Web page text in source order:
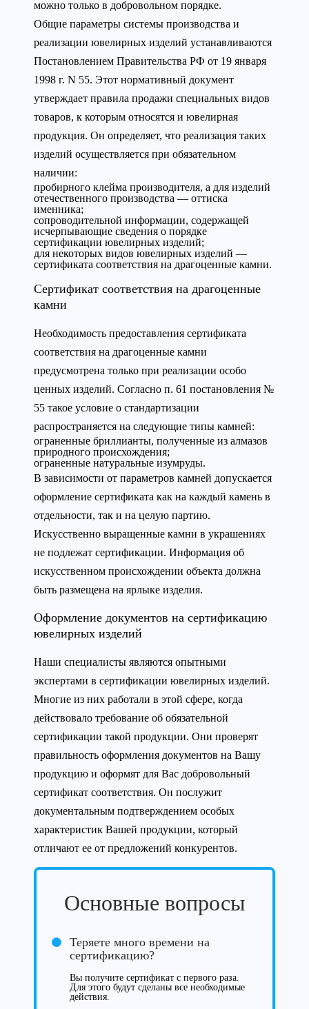
можно только в добровольном порядке.
Общие параметры системы производства и
реализации ювелирных изделий устанавливаются
Постановлением Правительства РФ от 19 января
1998 г. N 55. Этот нормативный документ
утверждает правила продажи специальных видов
товаров, к которым относятся и ювелирная
продукция. Он определяет, что реализация таких
изделий осуществляется при обязательном
наличии:
пробирного клейма производителя, а для изделий
отечественного производства — оттиска
именника;
сопроводительной информации, содержащей
исчерпывающие сведения о порядке
сертификации ювелирных изделий;
для некоторых видов ювелирных изделий —
сертификата соответствия на драгоценные камни.
Сертификат соответствия на драгоценные
камни
Необходимость предоставления сертификата
соответствия на драгоценные камни
предусмотрена только при реализации особо
ценных изделий. Согласно п. 61 постановления №
55 такое условие о стандартизации
распространяется на следующие типы камней:
ограненные бриллианты, полученные из алмазов
природного происхождения;
ограненные натуральные изумруды.
В зависимости от параметров камней допускается
оформление сертификата как на каждый камень в
отдельности, так и на целую партию.
Искусственно выращенные камни в украшениях
не подлежат сертификации. Информация об
искусственном происхождении объекта должна
быть размещена на ярлыке изделия.
Оформление документов на сертификацию
ювелирных изделий
Наши специалисты являются опытными
экспертами в сертификации ювелирных изделий.
Многие из них работали в этой сфере, когда
действовало требование об обязательной
сертификации такой продукции. Они проверят
правильность оформления документов на Вашу
продукцию и оформят для Вас добровольный
сертификат соответствия. Он послужит
документальным подтверждением особых
характеристик Вашей продукции, который
отличают ее от предложений конкурентов.
Основные вопросы
Теряете много времени на
сертификацию?
Вы получите сертификат с первого раза.
Для этого будут сделаны все необходимые
действия.